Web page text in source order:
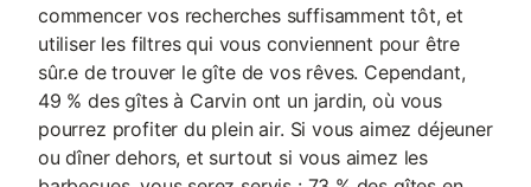
commencer vos recherches suffisamment tôt, et
utiliser les filtres qui vous conviennent pour être
sûr.e de trouver le gîte de vos rêves. Cependant,
49 % des gîtes à Carvin ont un jardin, où vous
pourrez profiter du plein air. Si vous aimez déjeuner
ou dîner dehors, et surtout si vous aimez les